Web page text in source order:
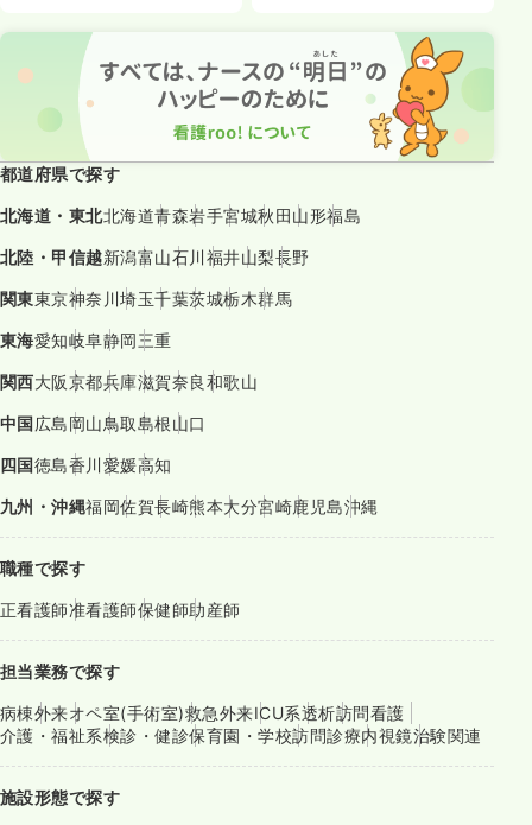
都道府県で探す
北海道・東北北海道青森岩手宮城秋田山形福島
北陸・甲信越新潟富山石川福井山梨長野
関東東京神奈川埼玉千葉茨城栃木群馬
東海愛知岐阜静岡三重
関西大阪京都兵庫滋賀奈良和歌山
中国広島岡山鳥取島根山口
四国徳島香川愛媛高知
九州・沖縄福岡佐賀長崎熊本大分宮崎鹿児島沖縄
職種で探す
正看護師准看護師保健師助産師
担当業務で探す
病棟外来オペ室(手術室)救急外来ICU系透析訪問看護
介護・福祉系検診・健診保育園・学校訪問診療内視鏡治験関連
施設形態で探す